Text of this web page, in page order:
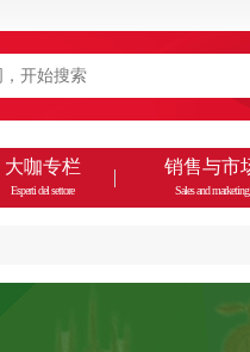
大咖专栏
Esperti del settore
销售与市
Sales and marketing